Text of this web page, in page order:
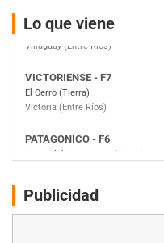
entradas
Lo que viene
El Cerro (Tierra)
Victoria (Entre Ríos)
Moto Club Reginense (Tierra)
Gral. E. Godoy (Río Negro)
Juventud Unida (Tierra)
NORESTE SANTAFESINO - F6
Ciudad de Avellaneda (Asfalto)
Avellaneda (Santa Fe)
Publicidad